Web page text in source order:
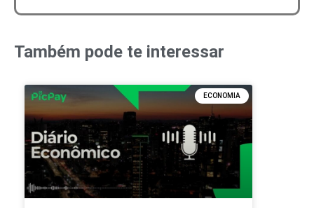
Também pode te interessar
ECONOMIA